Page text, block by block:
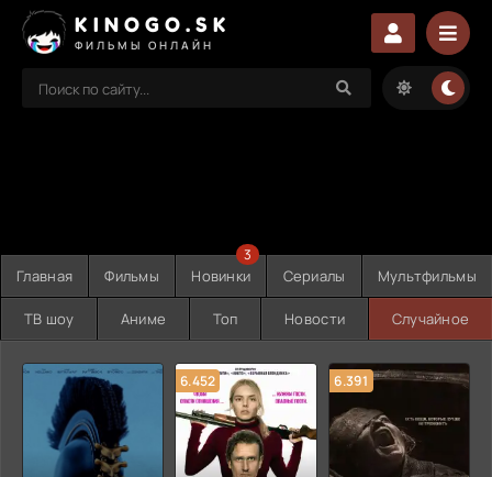
KINOGO.SK
ФИЛЬМЫ ОНЛАЙН
Главная Фильмы Новинки
3
Сериалы Мультфильмы
ТВ шоу Аниме Топ Новости Случайное
6.452 6.391